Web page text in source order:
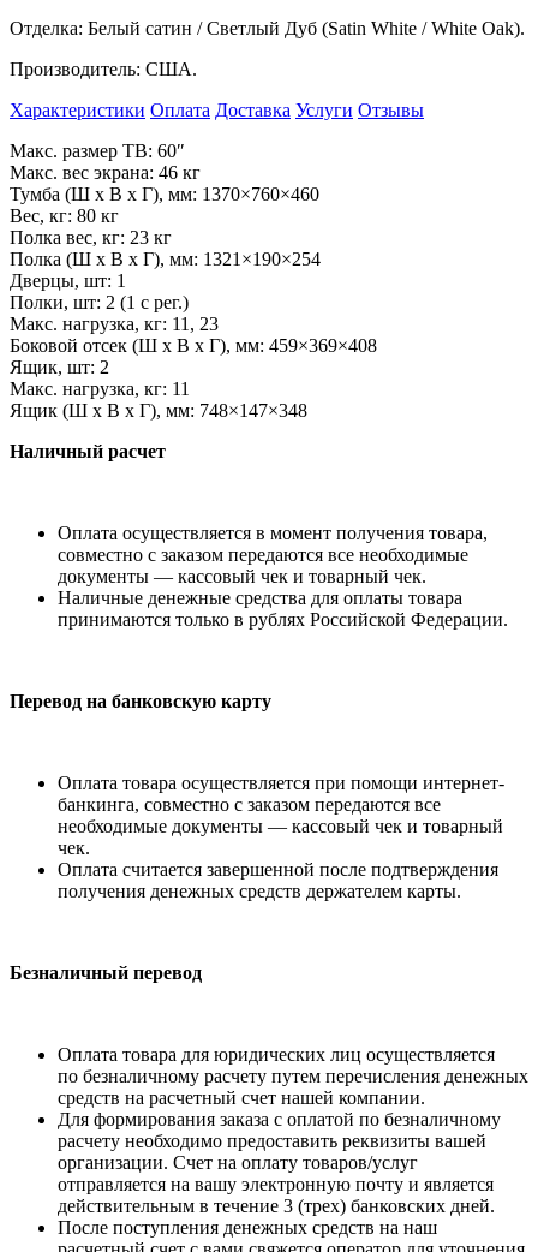
Отделка: Белый сатин / Светлый Дуб (Satin White / White Oak).
Производитель: США.
Характеристики Оплата Доставка Услуги Отзывы
Макс. размер ТВ: 60″
Макс. вес экрана: 46 кг
Тумба (Ш х В х Г), мм: 1370×760×460
Вес, кг: 80 кг
Полка вес, кг: 23 кг
Полка (Ш х В х Г), мм: 1321 ×190×254
Дверцы, шт: 1
Полки, шт: 2 (1 с рег.)
Макс. нагрузка, кг: 11, 23
Боковой отсек (Ш х В х Г), мм: 459×369×408
Ящик, шт: 2
Макс. нагрузка, кг: 11
Ящик (Ш х В х Г), мм: 748×147×348
Наличный расчет
Оплата осуществляется в момент получения товара,
совместно с заказом передаются все необходимые
документы — кассовый чек и товарный чек.
Наличные денежные средства для оплаты товара
принимаются только в рублях Российской Федерации.
Перевод на банковскую карту
Оплата товара осуществляется при помощи интернет-
банкинга, совместно с заказом передаются все
необходимые документы — кассовый чек и товарный
чек.
Оплата считается завершенной после подтверждения
получения денежных средств держателем карты.
Безналичный перевод
Оплата товара для юридических лиц осуществляется
по безналичному расчету путем перечисления денежных
средств на расчетный счет нашей компании.
Для формирования заказа с оплатой по безналичному
расчету необходимо предоставить реквизиты вашей
организации. Счет на оплату товаров/услуг
отправляется на вашу электронную почту и является
действительным в течение 3 (трех) банковских дней.
После поступления денежных средств на наш